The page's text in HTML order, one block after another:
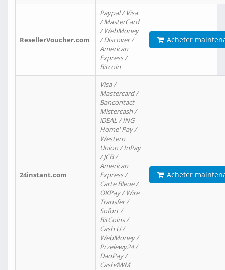
ResellerVoucher.com
Paypal / Visa
/ MasterCard
/ WebMoney
/ Discover /
American
Express /
Bitcoin
Acheter
24instant.com
Visa /
Mastercard /
Bancontact
Mistercash /
iDEAL / ING
Home' Pay /
Western
Union / InPay
/ JCB /
American
Express /
Carte Bleue /
OKPay / Wire
Transfer /
Sofort /
BitCoins /
Cash U /
WebMoney /
Przelewy24 /
DaoPay /
Cash4WM
Acheter